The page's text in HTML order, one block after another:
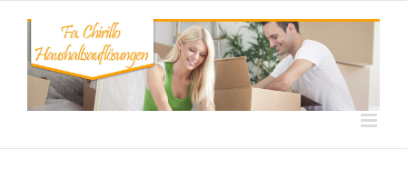
content